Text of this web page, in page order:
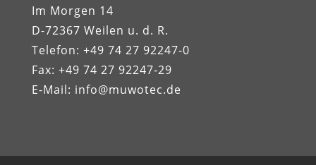
Im Morgen 14
D-72367 Weilen u. d. R.
Telefon: +49 74 27 92247‑0
Fax: +49 74 27 92247‑29
E-Mail: info@muwotec.de